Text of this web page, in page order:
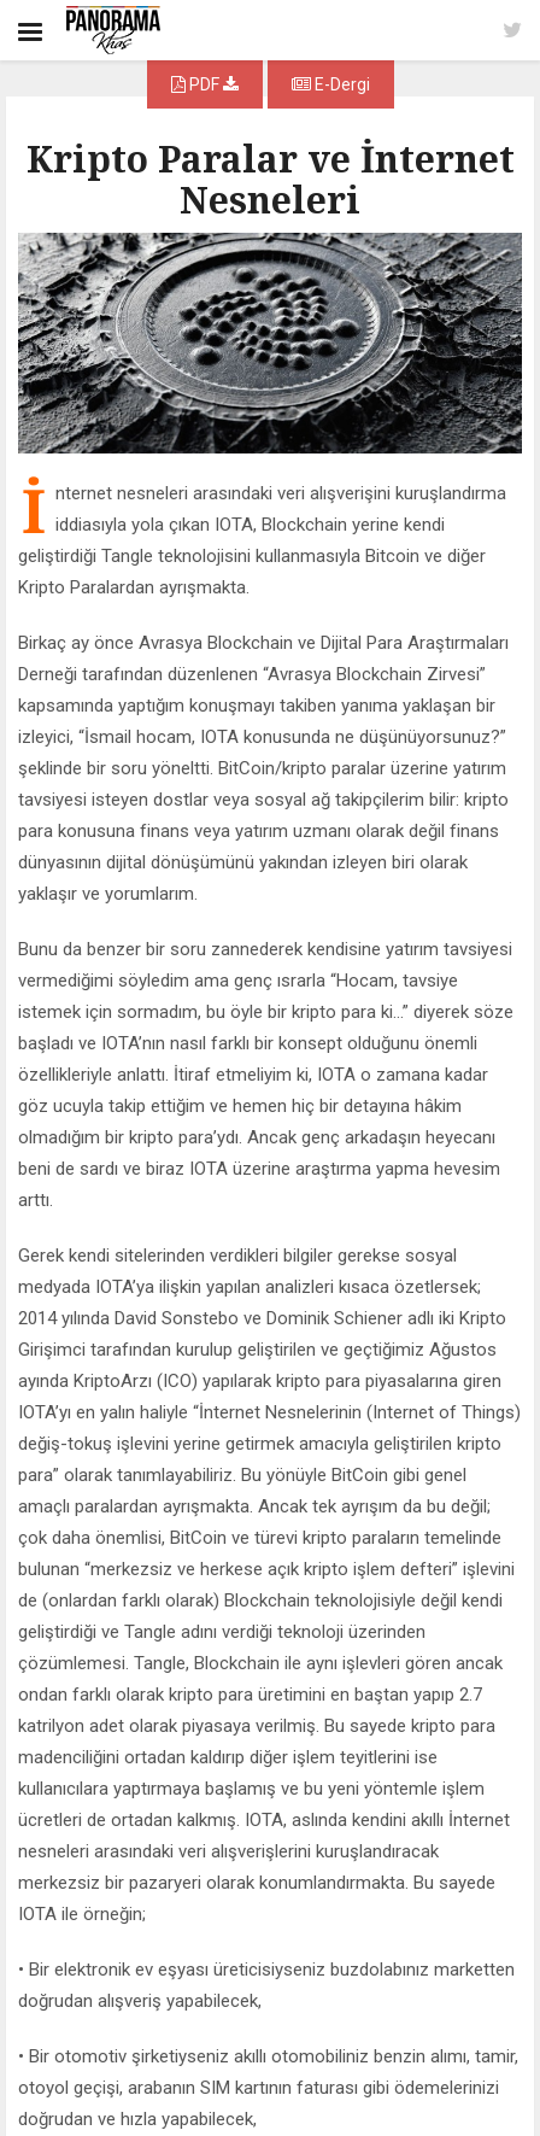
Kripto Paralar ve İnternet
Nesneleri
PDF E-Dergi
İ nternet nesneleri arasındaki veri alışverişini kuruşlandırma
iddiasıyla yola çıkan IOTA, Blockchain yerine kendi
geliştirdiği Tangle teknolojisini kullanmasıyla Bitcoin ve diğer
Kripto Paralardan ayrışmakta.
Birkaç ay önce Avrasya Blockchain ve Dijital Para Araştırmaları
Derneği tarafından düzenlenen “Avrasya Blockchain Zirvesi”
kapsamında yaptığım konuşmayı takiben yanıma yaklaşan bir
izleyici, “İsmail hocam, IOTA konusunda ne düşünüyorsunuz?”
şeklinde bir soru yöneltti. BitCoin/kripto paralar üzerine yatırım
tavsiyesi isteyen dostlar veya sosyal ağ takipçilerim bilir: kripto
para konusuna finans veya yatırım uzmanı olarak değil finans
dünyasının dijital dönüşümünü yakından izleyen biri olarak
yaklaşır ve yorumlarım.
Bunu da benzer bir soru zannederek kendisine yatırım tavsiyesi
vermediğimi söyledim ama genç ısrarla “Hocam, tavsiye
istemek için sormadım, bu öyle bir kripto para ki…” diyerek söze
başladı ve IOTA’nın nasıl farklı bir konsept olduğunu önemli
özellikleriyle anlattı. İtiraf etmeliyim ki, IOTA o zamana kadar
göz ucuyla takip ettiğim ve hemen hiç bir detayına hâkim
olmadığım bir kripto para’ydı. Ancak genç arkadaşın heyecanı
beni de sardı ve biraz IOTA üzerine araştırma yapma hevesim
arttı.
Gerek kendi sitelerinden verdikleri bilgiler gerekse sosyal
medyada IOTA’ya ilişkin yapılan analizleri kısaca özetlersek;
2014 yılında David Sonstebo ve Dominik Schiener adlı iki Kripto
Girişimci tarafından kurulup geliştirilen ve geçtiğimiz Ağustos
ayında KriptoArzı (ICO) yapılarak kripto para piyasalarına giren
IOTA’yı en yalın haliyle “İnternet Nesnelerinin (Internet of Things)
değiş-tokuş işlevini yerine getirmek amacıyla geliştirilen kripto
para” olarak tanımlayabiliriz. Bu yönüyle BitCoin gibi genel
amaçlı paralardan ayrışmakta. Ancak tek ayrışım da bu değil;
çok daha önemlisi, BitCoin ve türevi kripto paraların temelinde
bulunan “merkezsiz ve herkese açık kripto işlem defteri” işlevini
de (onlardan farklı olarak) Blockchain teknolojisiyle değil kendi
geliştirdiği ve Tangle adını verdiği teknoloji üzerinden
çözümlemesi. Tangle, Blockchain ile aynı işlevleri gören ancak
ondan farklı olarak kripto para üretimini en baştan yapıp 2.7
katrilyon adet olarak piyasaya verilmiş. Bu sayede kripto para
madenciliğini ortadan kaldırıp diğer işlem teyitlerini ise
kullanıcılara yaptırmaya başlamış ve bu yeni yöntemle işlem
ücretleri de ortadan kalkmış. IOTA, aslında kendini akıllı İnternet
nesneleri arasındaki veri alışverişlerini kuruşlandıracak
merkezsiz bir pazaryeri olarak konumlandırmakta. Bu sayede
IOTA ile örneğin;
• Bir elektronik ev eşyası üreticisiyseniz buzdolabınız marketten
doğrudan alışveriş yapabilecek,
• Bir otomotiv şirketiyseniz akıllı otomobiliniz benzin alımı, tamir,
otoyol geçişi, arabanın SIM kartının faturası gibi ödemelerinizi
doğrudan ve hızla yapabilecek,